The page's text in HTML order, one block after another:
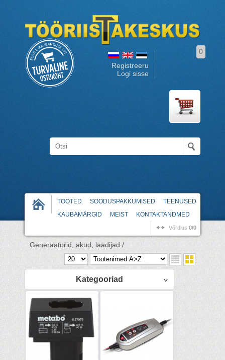
Registreeru
Logi sisse
0
TOOTED SOODUSPAKKUMISED
TEENUSED
KAUBAMÄRGID
MEIST KONTAKTANDMED
Võrdlus 0/0
Generaatorid, akud, laadijad /
Kategooriad